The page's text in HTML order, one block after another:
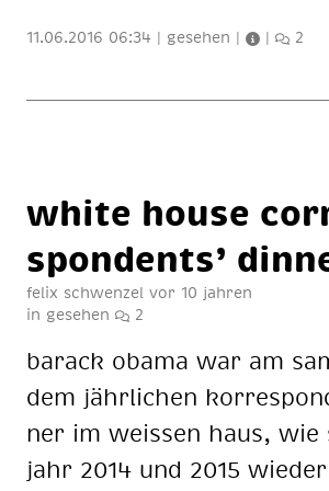
11.06.2016 06:34 | gesehen | | 2
white house
spond­ents’
felix schwenzel vor 10 jahren
in gesehen 2
ba­rack oba­ma war am
dem jähr­li­chen
ner im weis­sen haus, wie
jahr 2014 und 2015